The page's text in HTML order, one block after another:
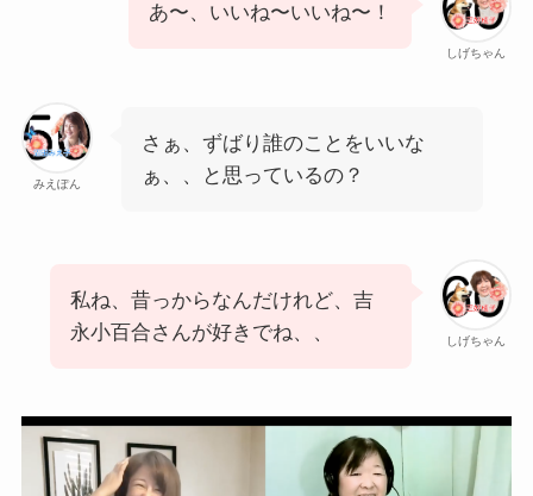
しげちゃん
あ〜、いいね〜いいね〜！
みえぽん
さぁ、ずばり誰のことをいいな
ぁ、、と思っているの？
しげちゃん
私ね、昔っからなんだけれど、吉
永小百合さんが好きでね、、